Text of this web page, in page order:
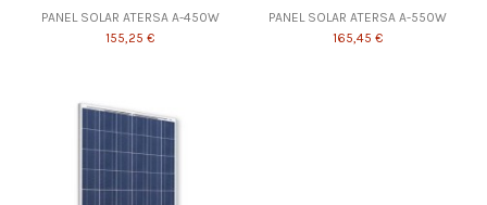
PANEL SOLAR ATERSA A-450W
155,25 €
PANEL SOLAR ATERSA A-550W
165,45 €